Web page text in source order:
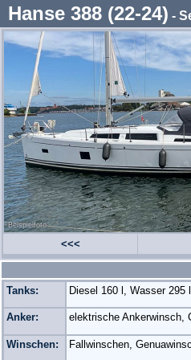
Hanse 388 (22-24) -
Beispielfoto
<<<
Tanks: Diesel 160 l, Wasser 295 l
Anker: elektrische Ankerwinsch,
Winschen: Fallwinschen,